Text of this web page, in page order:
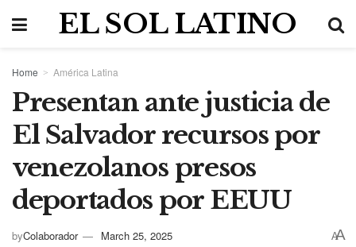
EL SOL LATINO
Home América Latina
Presentan ante justicia de
El Salvador recursos por
venezolanos presos
deportados por EEUU
byColaborador March 25, 2025 AA